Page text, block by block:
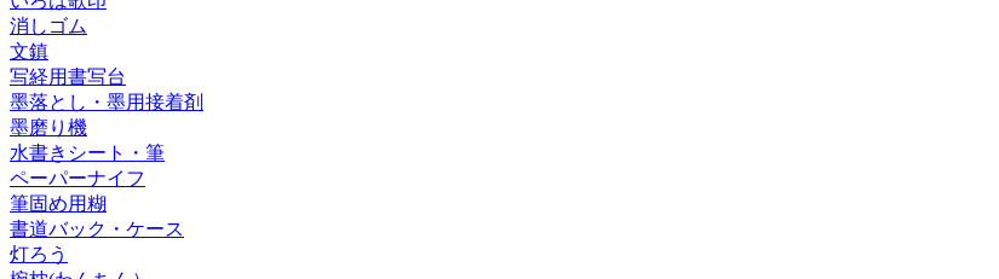
消しゴム
文鎮
写経用書写台
墨落とし・墨用接着剤
墨磨り機
水書きシート・筆
ペーパーナイフ
筆固め用糊
書道バック・ケース
灯ろう